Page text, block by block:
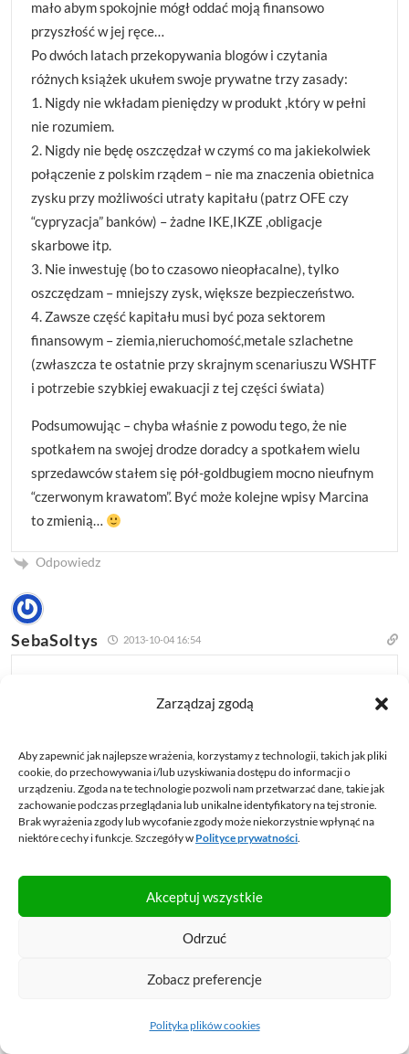
Zarządzaj zgodą
Aby zapewnić jak najlepsze wrażenia, korzystamy z technologii, takich jak pliki
cookie, do przechowywania i/lub uzyskiwania dostępu do informacji o
urządzeniu. Zgoda na te technologie pozwoli nam przetwarzać dane, takie jak
zachowanie podczas przeglądania lub unikalne identyfikatory na tej stronie.
Brak wyrażenia zgody lub wycofanie zgody może niekorzystnie wpłynąć na
niektóre cechy i funkcje. Szczegóły w Polityce prywatności.
Akceptuj wszystkie
Odrzuć
Zobacz preferencje
Polityka plików cookies
mało abym spokojnie mógł oddać moją finansowo
przyszłość w jej ręce…
Po dwóch latach przekopywania blogów i czytania
różnych książek ukułem swoje prywatne trzy zasady:
1. Nigdy nie wkładam pieniędzy w produkt ,który w pełni
nie rozumiem.
2. Nigdy nie będę oszczędzał w czymś co ma jakiekolwiek
połączenie z polskim rządem – nie ma znaczenia obietnica
zysku przy możliwości utraty kapitału (patrz OFE czy
“cypryzacja” banków) – żadne IKE,IKZE ,obligacje
skarbowe itp.
3. Nie inwestuję (bo to czasowo nieopłacalne), tylko
oszczędzam – mniejszy zysk, większe bezpieczeństwo.
4. Zawsze część kapitału musi być poza sektorem
finansowym – ziemia,nieruchomość,metale szlachetne
(zwłaszcza te ostatnie przy skrajnym scenariuszu WSHTF
i potrzebie szybkiej ewakuacji z tej części świata)
Podsumowując – chyba właśnie z powodu tego, że nie
spotkałem na swojej drodze doradcy a spotkałem wielu
sprzedawców stałem się pół-goldbugiem mocno nieufnym
“czerwonym krawatom”. Być może kolejne wpisy Marcina
to zmienią…
Odpowiedz
SebaSoltys 2013-10-04 16:54
zasadzie to samo – chcąc zaznaczyć różnicę zrobiło mi się
Odpowiedz
Chrabia 2013-10-05 15:57
Bardzo fajny blog, tego mi brakowało. Wszędzie pełno
ktoś kto bezinteresownie udziela wspaniałych porad. Oby